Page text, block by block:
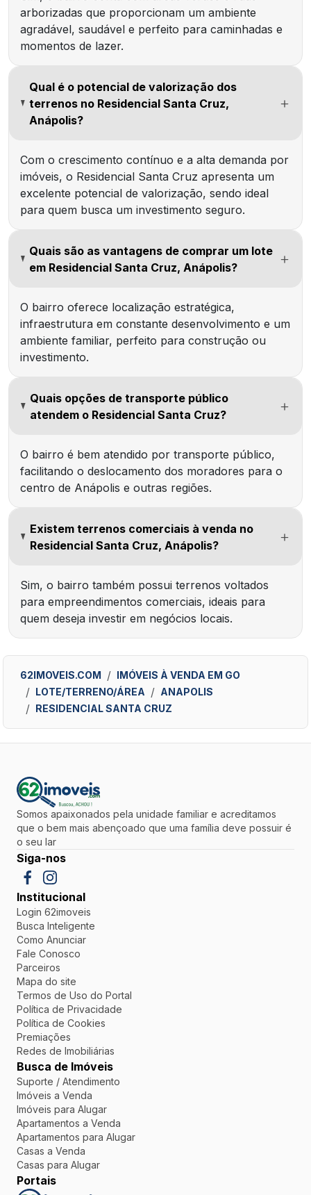
arborizadas que proporcionam um ambiente
agradável, saudável e perfeito para caminhadas e
momentos de lazer.
Qual é o potencial de valorização dos
terrenos no Residencial Santa Cruz,
Anápolis?
Com o crescimento contínuo e a alta demanda por
imóveis, o Residencial Santa Cruz apresenta um
excelente potencial de valorização, sendo ideal
para quem busca um investimento seguro.
Quais são as vantagens de comprar um lote
em Residencial Santa Cruz, Anápolis?
O bairro oferece localização estratégica,
infraestrutura em constante desenvolvimento e um
ambiente familiar, perfeito para construção ou
investimento.
Quais opções de transporte público
atendem o Residencial Santa Cruz?
O bairro é bem atendido por transporte público,
facilitando o deslocamento dos moradores para o
centro de Anápolis e outras regiões.
Existem terrenos comerciais à venda no
Residencial Santa Cruz, Anápolis?
Sim, o bairro também possui terrenos voltados
para empreendimentos comerciais, ideais para
quem deseja investir em negócios locais.
62IMOVEIS.COM
IMÓVEIS À VENDA EM GO
LOTE/TERRENO/ÁREA
ANAPOLIS
RESIDENCIAL SANTA CRUZ
Somos apaixonados pela unidade familiar e acreditamos
que o bem mais abençoado que uma família deve possuir é
o seu lar
Siga-nos
Institucional
Login 62imoveis
Busca Inteligente
Como Anunciar
Fale Conosco
Parceiros
Mapa do site
Termos de Uso do Portal
Política de Privacidade
Política de Cookies
Premiações
Redes de Imobiliárias
Busca de Imóveis
Suporte / Atendimento
Imóveis a Venda
Imóveis para Alugar
Apartamentos a Venda
Apartamentos para Alugar
Casas a Venda
Casas para Alugar
Portais